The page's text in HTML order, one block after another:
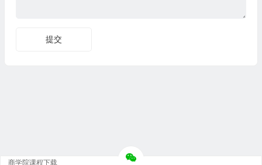
商学院课程下载